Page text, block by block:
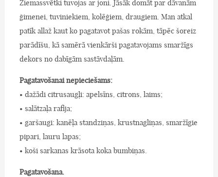
Ziemassvētki tuvojas ar joni. Jāsāk domāt par dāvanām
ģimenei, tuviniekiem, kolēģiem, draugiem. Man atkal
patīk allaž kaut ko pagatavot pašas rokām, tāpēc šoreiz
parādīšu, kā samērā vienkārši pagatavojams smaržīgs
dekors no dabīgām sastāvdaļām.
Pagatavošanai nepieciešams:
• dažādi citrusaugļi: apelsīns, citrons, laims;
• salātzaļa rafija;
• garšaugi: kanēļa standziņas, krustnagliņas, smaržīgie
pipari, lauru lapas;
• koši sarkanas krāsota koka bumbiņas.
Pagatavošana.